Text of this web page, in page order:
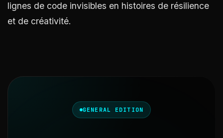
lignes de code invisibles en histoires de résilience
et de créativité.
GENERAL EDITION